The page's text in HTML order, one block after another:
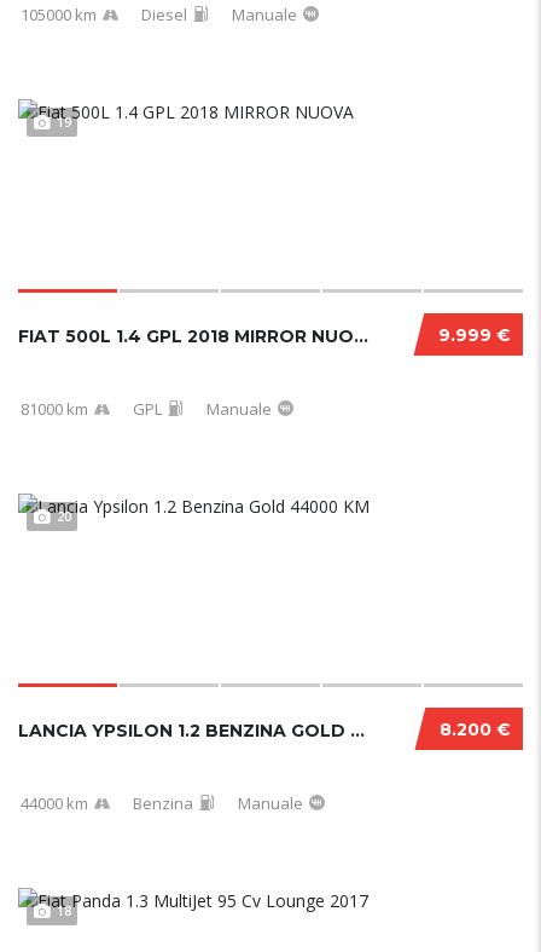
105000 km Diesel Manuale
19
9.999 €
FIAT 500L 1.4 GPL 2018 MIRROR NUOVA
81000 km GPL Manuale
20
8.200 €
LANCIA YPSILON 1.2 BENZINA GOLD 44000 KM
44000 km Benzina Manuale
18